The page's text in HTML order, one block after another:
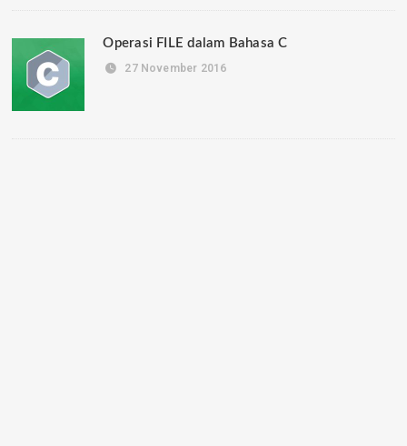
Operasi FILE dalam Bahasa C
27 November 2016